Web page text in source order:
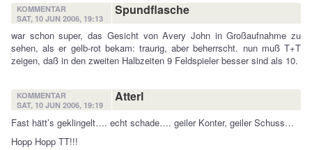
KOMMENTAR
SAT, 10 JUN 2006, 19:13
Spundflasche
war schon super, das Gesicht von Avery John in Großaufnahme zu
sehen, als er gelb-rot bekam: traurig, aber beherrscht. nun muß T+T
zeigen, daß in den zweiten Halbzeiten 9 Feldspieler besser sind als 10.
KOMMENTAR
SAT, 10 JUN 2006, 19:19
Atterl
Fast hätt’s geklingelt…. echt schade…. geiler Konter, geiler Schuss…
Hopp Hopp TT!!!